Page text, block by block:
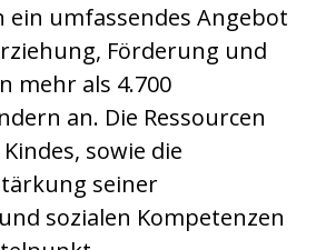
ein umfassendes Angebot
Förderung und
mehr als 4.700
an. Die Ressourcen
sowie die
seiner
sozialen Kompetenzen